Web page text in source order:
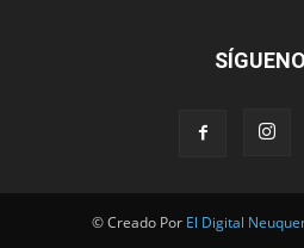
© Creado Por El Digital